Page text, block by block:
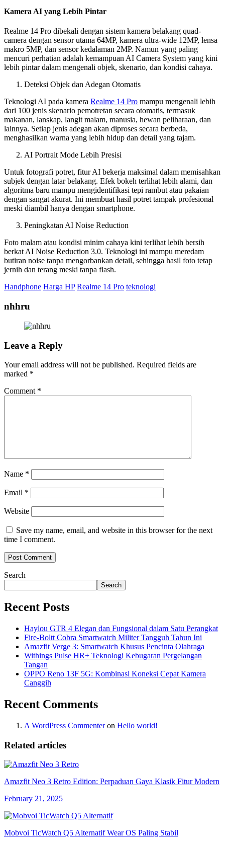
Kamera AI yang Lebih Pintar
Realme 14 Pro dibekali dengan sistem kamera belakang quad-
camera dengan sensor utama 64MP, kamera ultra-wide 12MP, lensa
makro 5MP, dan sensor kedalaman 2MP. Namun yang paling
mencuri perhatian adalah kemampuan AI Camera System yang kini
lebih pintar dalam mengenali objek, skenario, dan kondisi cahaya.
Deteksi Objek dan Adegan Otomatis
Teknologi AI pada kamera Realme 14 Pro mampu mengenali lebih
dari 100 jenis skenario pemotretan secara otomatis, termasuk
makanan, lanskap, langit malam, manusia, hewan peliharaan, dan
lainnya. Setiap jenis adegan akan diproses secara berbeda,
menghasilkan warna yang lebih hidup dan detail yang tajam.
AI Portrait Mode Lebih Presisi
Untuk fotografi potret, fitur AI bekerja maksimal dalam memisahkan
subjek dengan latar belakang. Efek bokeh terlihat lebih alami, dan
algoritma baru mampu mengidentifikasi tepi rambut atau pakaian
dengan sangat akurat. Ini membuat hasil potret tampak profesional
meski diambil hanya dengan smartphone.
Peningkatan AI Noise Reduction
Foto malam atau kondisi minim cahaya kini terlihat lebih bersih
berkat AI Noise Reduction 3.0. Teknologi ini mampu meredam
butiran noise tanpa mengorbankan detail, sehingga hasil foto tetap
jernih dan terang meski tanpa flash.
Handphone Harga HP Realme 14 Pro teknologi
nhhru
Leave a Reply
Your email address will not be published. Required fields are
marked *
Comment *
Name *
Email *
Website
Save my name, email, and website in this browser for the next
time I comment.
Search
Search
Recent Posts
Haylou GTR 4 Elegan dan Fungsional dalam Satu Perangkat
Fire-Boltt Cobra Smartwatch Militer Tangguh Tahun Ini
Amazfit Verge 3: Smartwatch Khusus Pencinta Olahraga
Withings Pulse HR+ Teknologi Kebugaran Pergelangan
Tangan
OPPO Reno 13F 5G: Kombinasi Koneksi Cepat Kamera
Canggih
Recent Comments
A WordPress Commenteron Hello world!
Related articles
Amazfit Neo 3 Retro Edition: Perpaduan Gaya Klasik Fitur Modern
February 21, 2025
Mobvoi TicWatch Q5 Alternatif Wear OS Paling Stabil